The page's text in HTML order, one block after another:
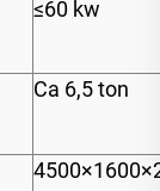
≤60 kw
Ca 6,5 ton